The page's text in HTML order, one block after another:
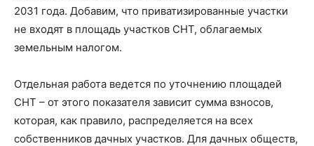
2031 года. Добавим, что приватизированные участки
не входят в площадь участков СНТ, облагаемых
земельным налогом.
Отдельная работа ведется по уточнению площадей
СНТ – от этого показателя зависит сумма взносов,
которая, как правило, распределяется на всех
собственников дачных участков. Для дачных обществ,